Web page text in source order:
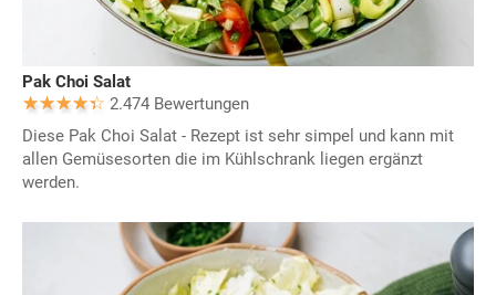
Pak Choi Salat
2.474 Bewertungen
Diese Pak Choi Salat - Rezept ist sehr simpel und kann mit
allen Gemüsesorten die im Kühlschrank liegen ergänzt
werden.